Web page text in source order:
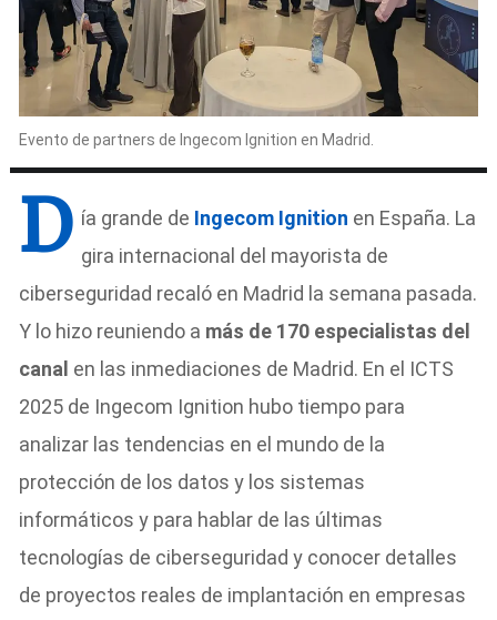
Evento de partners de Ingecom Ignition en Madrid.
D ía grande de Ingecom Ignition en España. La
gira internacional del mayorista de
ciberseguridad recaló en Madrid la semana pasada.
Y lo hizo reuniendo a más de 170 especialistas del
canal en las inmediaciones de Madrid. En el ICTS
2025 de Ingecom Ignition hubo tiempo para
analizar las tendencias en el mundo de la
protección de los datos y los sistemas
informáticos y para hablar de las últimas
tecnologías de ciberseguridad y conocer detalles
de proyectos reales de implantación en empresas